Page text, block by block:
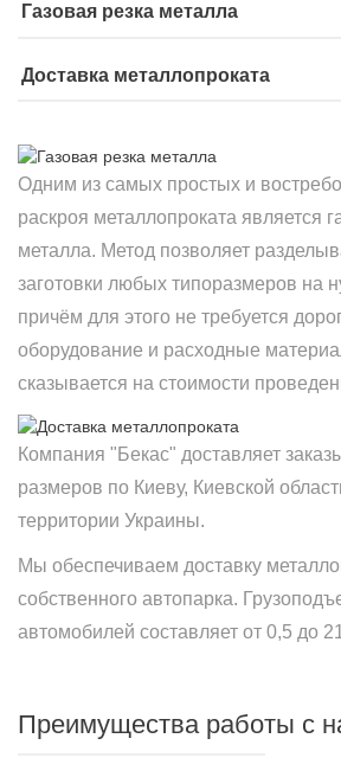
Газовая резка металла
Доставка металлопроката
Одним из самых простых и
раскроя металлопроката является
металла. Метод позволяет
заготовки любых типоразмеров на
причём для этого не требуется
оборудование и расходные
сказывается на стоимости
Компания "Бекас" доставляет
размеров по Киеву, Киевской
территории Украины.
Мы обеспечиваем доставку
собственного автопарка.
автомобилей составляет от 0,5 до
Преимущества работы с